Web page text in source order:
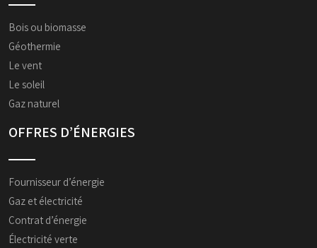
Bois ou biomasse
Géothermie
Le vent
Le soleil
Gaz naturel
OFFRES D’ÉNERGIES
Fournisseur d’énergie
Gaz et électricité
Contrat d’énergie
Électricité verte